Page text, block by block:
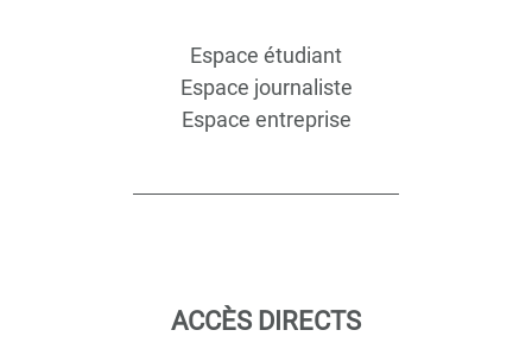
Espace étudiant
Espace journaliste
Espace entreprise
ACCÈS DIRECTS